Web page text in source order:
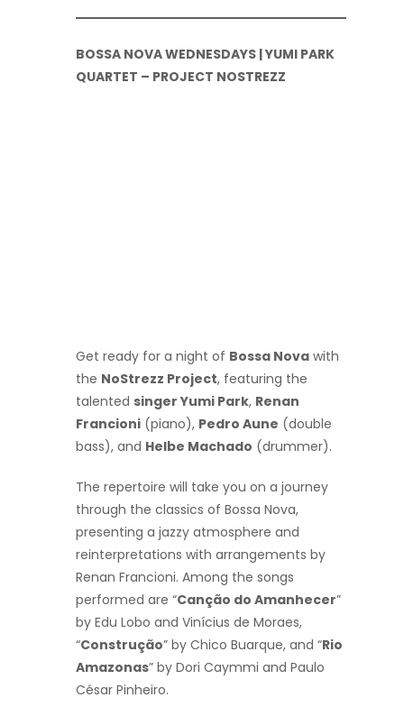
BOSSA NOVA WEDNESDAYS | YUMI PARK
QUARTET – PROJECT NOSTREZZ
Get ready for a night of Bossa Nova with
the NoStrezz Project, featuring the
talented singer Yumi Park, Renan
Francioni (piano), Pedro Aune (double
bass), and Helbe Machado (drummer).
The repertoire will take you on a journey
through the classics of Bossa Nova,
presenting a jazzy atmosphere and
reinterpretations with arrangements by
Renan Francioni. Among the songs
performed are “Canção do Amanhecer”
by Edu Lobo and Vinícius de Moraes,
“Construção” by Chico Buarque, and “Rio
Amazonas” by Dori Caymmi and Paulo
César Pinheiro.